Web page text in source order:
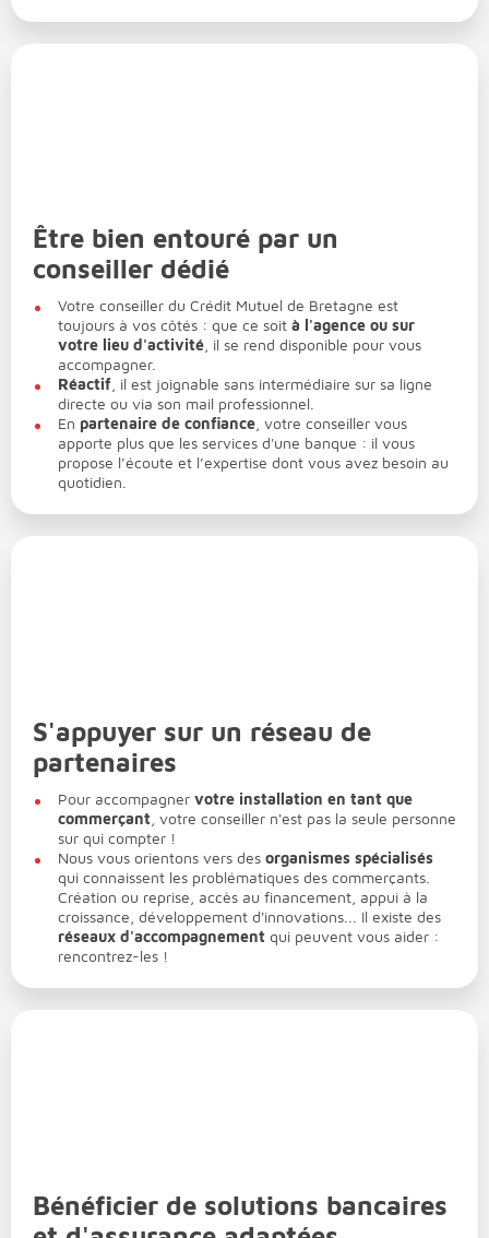
Être bien entouré par un
conseiller dédié
Votre conseiller du Crédit Mutuel de Bretagne est
toujours à vos côtés : que ce soit à l'agence ou sur
votre lieu d'activité , il se rend disponible pour vous
accompagner.
Réactif , il est joignable sans intermédiaire sur sa ligne
directe ou via son mail professionnel.
En partenaire de confiance , votre conseiller vous
apporte plus que les services d'une banque : il vous
propose l’écoute et l’expertise dont vous avez besoin au
quotidien.
S'appuyer sur un réseau de
partenaires
Pour accompagner votre installation en tant que
commerçant , votre conseiller n'est pas la seule personne
sur qui compter !
Nous vous orientons vers des organismes spécialisés
qui connaissent les problématiques des commerçants.
Création ou reprise, accès au financement, appui à la
croissance, développement d'innovations... Il existe des
réseaux d'accompagnement qui peuvent vous aider :
rencontrez-les !
Bénéficier de solutions bancaires